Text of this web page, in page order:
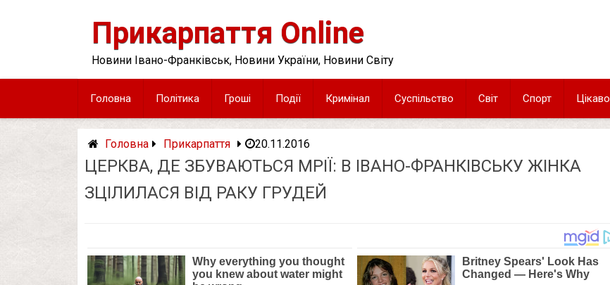
Прикарпаття Online
Новини Івано-Франківськ, Новини України, Новини Світу
Головна Політика Гроші Події Кримінал Суспільство Світ Спорт Цікаво
Головна Прикарпаття 20.11.2016
ЦЕРКВА, ДЕ ЗБУВАЮТЬСЯ МРІЇ: В ІВАНО-ФРАНКІВСЬКУ ЖІНКА
ЗЦІЛИЛАСЯ ВІД РАКУ ГРУДЕЙ